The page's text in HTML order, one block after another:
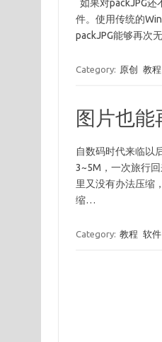
如果对packJPG
件。使用传统的
packJPG能够再次
Category: 原创 教程
图片也
自数码时代来临以
3~5M，一次旅行
里又没有办法压缩
缩…
Category: 教程 软件